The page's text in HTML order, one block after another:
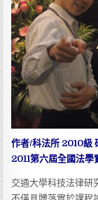
作者/科法所 2010級
2011第六屆全國法
交通大學科技法律研